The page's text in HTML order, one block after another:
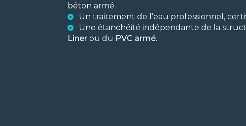
béton armé.
Un traitement de l’eau professionnel,
Une étanchéité indépendante de la
Liner ou du PVC armé.